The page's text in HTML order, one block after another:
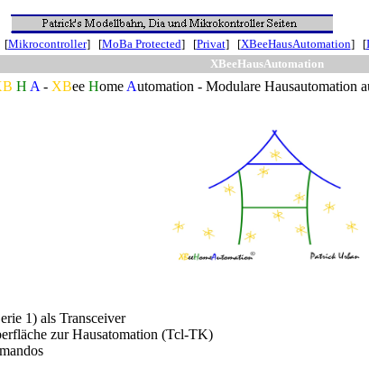
[Mikrocontroller] [MoBa Protected] [Privat] [XBeeHausAutomation] [
XBeeHausAutomation
H A - XBee Home Automation - Modulare
1) als Transceiver
zur Hausatomation (Tcl-TK)